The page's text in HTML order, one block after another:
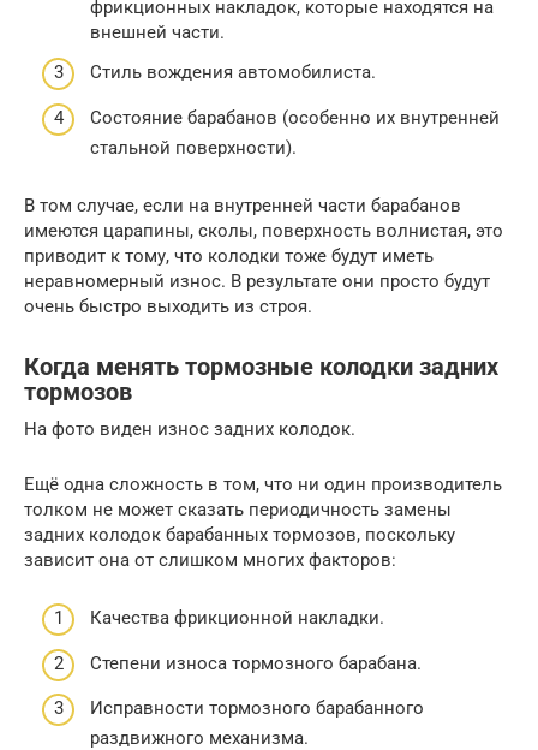
фрикционных накладок, которые находятся на
внешней части.
Стиль вождения автомобилиста.
Состояние барабанов (особенно их внутренней
стальной поверхности).
В том случае, если на внутренней части барабанов
имеются царапины, сколы, поверхность волнистая, это
приводит к тому, что колодки тоже будут иметь
неравномерный износ. В результате они просто будут
очень быстро выходить из строя.
Когда менять тормозные колодки задних
тормозов
На фото виден износ задних колодок.
Ещё одна сложность в том, что ни один производитель
толком не может сказать периодичность замены
задних колодок барабанных тормозов, поскольку
зависит она от слишком многих факторов:
Качества фрикционной накладки.
Степени износа тормозного барабана.
Исправности тормозного барабанного
раздвижного механизма.